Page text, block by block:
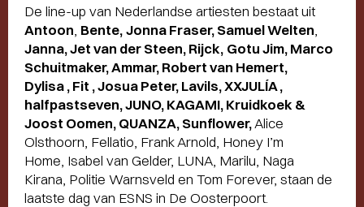
De line-up van Nederlandse artiesten bestaat uit
Antoon Bente,Jonna Fraser,Samuel Welten
Janna, Jet van der Steen, Rijck, Gotu Jim, Marco
Schuitmaker, Ammar, Robert van Hemert,
Dylisa , Fit , Josua Peter, Lavils, XXJULÍA ,
halfpastseven, JUNO, KAGAMI, Kruidkoek &
Joost Oomen, QUANZA, Sunflower,Alice
Olsthoorn, Fellatio, Frank Arnold, Honey I’m
Home, Isabel van Gelder, LUNA, Marilu, Naga
Kirana, Politie Warnsveld en Tom Forever, staan de
laatste dag van ESNS in De Oosterpoort.